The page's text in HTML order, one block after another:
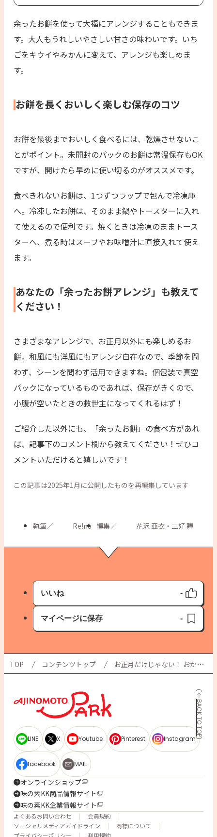
余ったお餅を使って大福にアレンジすることもできま
す。大人もうれしいやさしい甘さの味わいです。いち
ごをキウイやみかんに変えて、アレンジも楽しめま
す。
お餅を長くおいしく楽しむ保存のコツ
お餅を最後までおいしく食べるには、乾燥させないこ
とがポイント。未開封のパックのお餅は常温保存もOK
ですが、開けたら早めに使い切るのがオススメです。
食べきれないお餅は、1つずつラップで包んで冷凍庫
へ。冷凍したお餅は、そのまま鍋やトースターに入れ
て使えるので便利です。焼くときは冷凍のままトース
ターへ、煮る時はスープやお味噌汁に直接入れて使え
ます。
あなたの「余ったお餅アレンジ」も教えて
ください！
さまざまなアレンジで、お正月以外にも楽しめるお
餅。和風にも洋風にもアレンジ自在なので、季節を問
わず、シーンを問わず活用できますね。個包装で真空
パックになっているものであれば、保存がきくので、
小腹が空いたときの救世主になってくれるはず！
ご紹介した以外にも、「余ったお餅」の食べ方があれ
ば、記事下のコメント欄から教えてください！ぜひコ
メントいただけると嬉しいです！
この記事は2025年1月に公開したものを再編集しています
執筆／ Re!na 編集／ 花沢 亜衣・三好 瞳
いいね
いいね済み
-
マイページに保存
保存済み
-
TOP コンテンツトップ お正月だけじゃない！ おかずでもおやつでも楽しめる、 余ったお餅のアレンジレシピ集
BACK TO TOP
LINE X Youtube Pinterest Instagram
facebook MAIL
オンラインショップ
味の素KK商品情報サイト
味の素KK企業情報サイト
よくあるお問い合わせ
会員規約
ソーシャルメディアガイドライン
商標について
プライバシーポリシー
利用規約